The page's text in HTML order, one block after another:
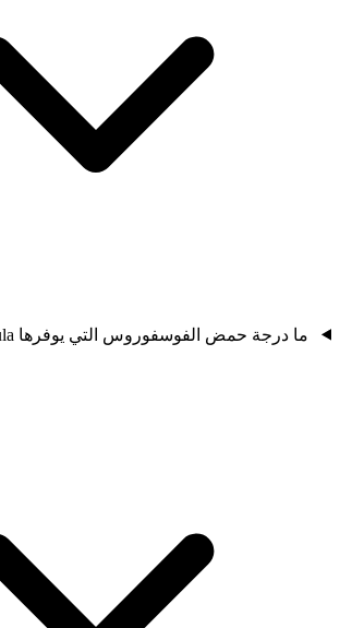
ما درجة حمض الفوسفوروس التي يوفرها Molekula؟